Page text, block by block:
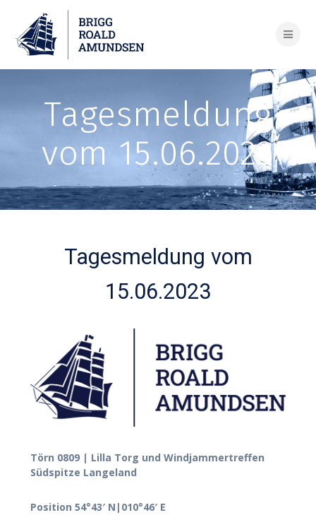
Tagesmeldung
vom 15.06.2023
Tagesmeldung vom
15.06.2023
Törn 0809 | Lilla Torg und Windjammertreffen
Südspitze Langeland
Position 54°43′ N|010°46′ E